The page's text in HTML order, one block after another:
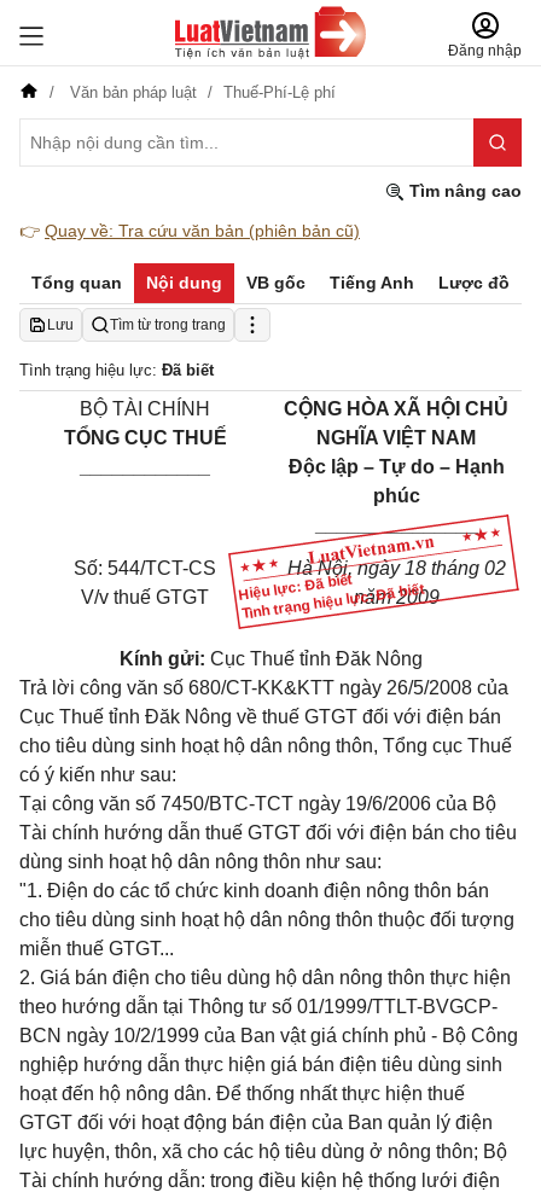
Đăng nhập
Văn bản pháp luật Thuế-Phí-Lệ phí
Tìm nâng cao
👉 Quay về: Tra cứu văn bản (phiên bản cũ)
Tổng quan Nội dung VB gốc Tiếng Anh Lược đồ
Lưu Tìm từ trong trang
Tình trạng hiệu lực: Đã biết
Hiệu lực: Đã biết
Tình trạng hiệu lực: Đã biết
BỘ TÀI CHÍNH
TỔNG CỤC THUẾ
CỘNG HÒA XÃ HỘI CHỦ
NGHĨA VIỆT NAM
Độc lập – Tự do – Hạnh
phúc
_______________
Số: 544/TCT-CS
V/v thuế GTGT
Hà Nội, ngày 18 tháng 02
năm 2009
Kính gửi: Cục Thuế tỉnh Đăk Nông
Trả lời công văn số 680/CT-KK&KTT ngày 26/5/2008 của
Cục Thuế tỉnh Đăk Nông về thuế GTGT đối với điện bán
cho tiêu dùng sinh hoạt hộ dân nông thôn, Tổng cục Thuế
có ý kiến như sau:
Tại công văn số 7450/BTC-TCT ngày 19/6/2006 của Bộ
Tài chính hướng dẫn thuế GTGT đối với điện bán cho tiêu
dùng sinh hoạt hộ dân nông thôn như sau:
"1. Điện do các tổ chức kinh doanh điện nông thôn bán
cho tiêu dùng sinh hoạt hộ dân nông thôn thuộc đối tượng
miễn thuế GTGT...
2. Giá bán điện cho tiêu dùng hộ dân nông thôn thực hiện
theo hướng dẫn tại Thông tư số 01/1999/TTLT-BVGCP-
BCN ngày 10/2/1999 của Ban vật giá chính phủ - Bộ Công
nghiệp hướng dẫn thực hiện giá bán điện tiêu dùng sinh
hoạt đến hộ nông dân. Để thống nhất thực hiện thuế
GTGT đối với hoạt động bán điện của Ban quản lý điện
lực huyện, thôn, xã cho các hộ tiêu dùng ở nông thôn; Bộ
Tài chính hướng dẫn: trong điều kiện hệ thống lưới điện